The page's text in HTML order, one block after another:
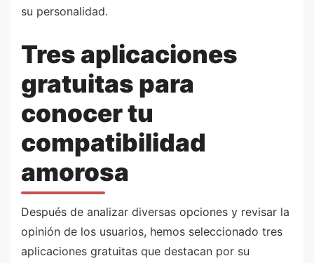
su personalidad.
Tres aplicaciones
gratuitas para
conocer tu
compatibilidad
amorosa
Después de analizar diversas opciones y revisar la
opinión de los usuarios, hemos seleccionado tres
aplicaciones gratuitas que destacan por su